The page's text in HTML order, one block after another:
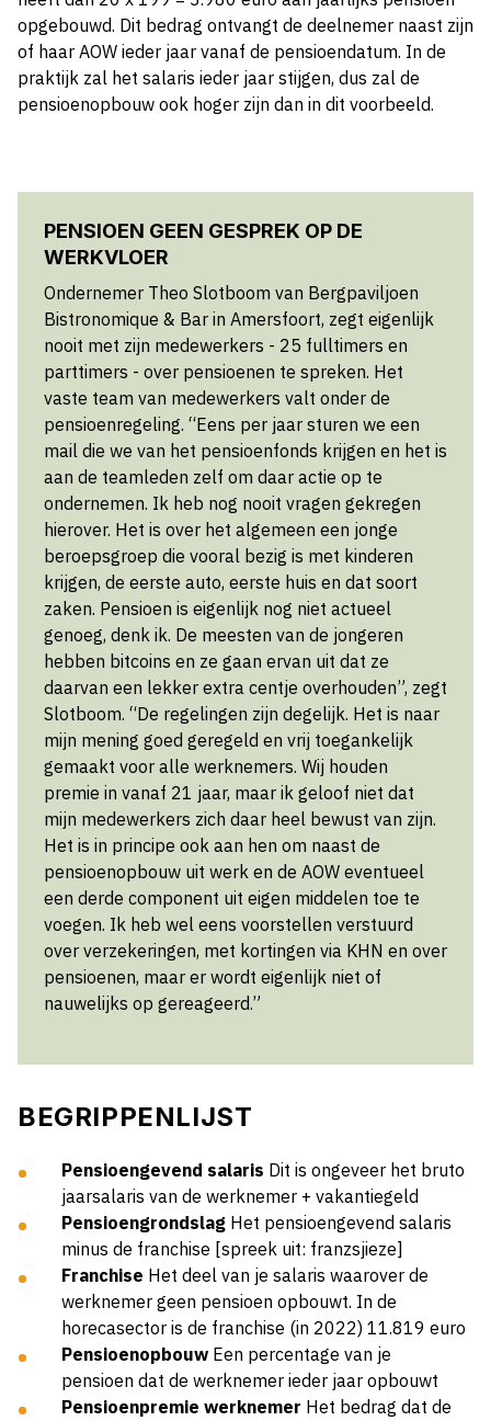
opgebouwd. Dit bedrag ontvangt de deelnemer naast zijn
of haar AOW ieder jaar vanaf de pensioendatum. In de
praktijk zal het salaris ieder jaar stijgen, dus zal de
pensioenopbouw ook hoger zijn dan in dit voorbeeld.
PENSIOEN GEEN GESPREK OP DE
WERKVLOER
Ondernemer Theo Slotboom van Bergpaviljoen
Bistronomique & Bar in Amersfoort, zegt eigenlijk
nooit met zijn medewerkers - 25 fulltimers en
parttimers - over pensioenen te spreken. Het
vaste team van medewerkers valt onder de
pensioenregeling. “Eens per jaar sturen we een
mail die we van het pensioenfonds krijgen en het is
aan de teamleden zelf om daar actie op te
ondernemen. Ik heb nog nooit vragen gekregen
hierover. Het is over het algemeen een jonge
beroepsgroep die vooral bezig is met kinderen
krijgen, de eerste auto, eerste huis en dat soort
zaken. Pensioen is eigenlijk nog niet actueel
genoeg, denk ik. De meesten van de jongeren
hebben bitcoins en ze gaan ervan uit dat ze
daarvan een lekker extra centje overhouden”, zegt
Slotboom. “De regelingen zijn degelijk. Het is naar
mijn mening goed geregeld en vrij toegankelijk
gemaakt voor alle werknemers. Wij houden
premie in vanaf 21 jaar, maar ik geloof niet dat
mijn medewerkers zich daar heel bewust van zijn.
Het is in principe ook aan hen om naast de
pensioenopbouw uit werk en de AOW eventueel
een derde component uit eigen middelen toe te
voegen. Ik heb wel eens voorstellen verstuurd
over verzekeringen, met kortingen via KHN en over
pensioenen, maar er wordt eigenlijk niet of
nauwelijks op gereageerd.”
BEGRIPPENLIJST
Pensioengevend salaris Dit is ongeveer het bruto
jaarsalaris van de werknemer + vakantiegeld
Pensioengrondslag Het pensioengevend salaris
minus de franchise [spreek uit: franzsjieze]
Franchise Het deel van je salaris waarover de
werknemer geen pensioen opbouwt. In de
horecasector is de franchise (in 2022) 11.819 euro
Pensioenopbouw Een percentage van je
pensioen dat de werknemer ieder jaar opbouwt
Pensioenpremie werknemer Het bedrag dat de